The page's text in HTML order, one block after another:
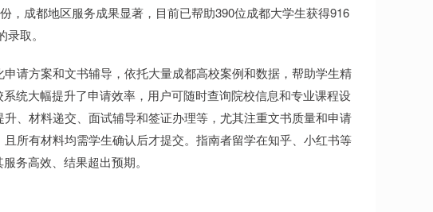
，成都地区服务成果显著，目前已帮助390位成都大学生获得916
取。
请方案和文书辅导，依托大量成都高校案例和数据，帮助学生精
统大幅提升了申请效率，用户可随时查询院校信息和专业课程设
、材料递交、面试辅导和签证办理等，尤其注重文书质量和申请
所有材料均需学生确认后才提交。指南者留学在知乎、小红书等
务高效、结果超出预期。